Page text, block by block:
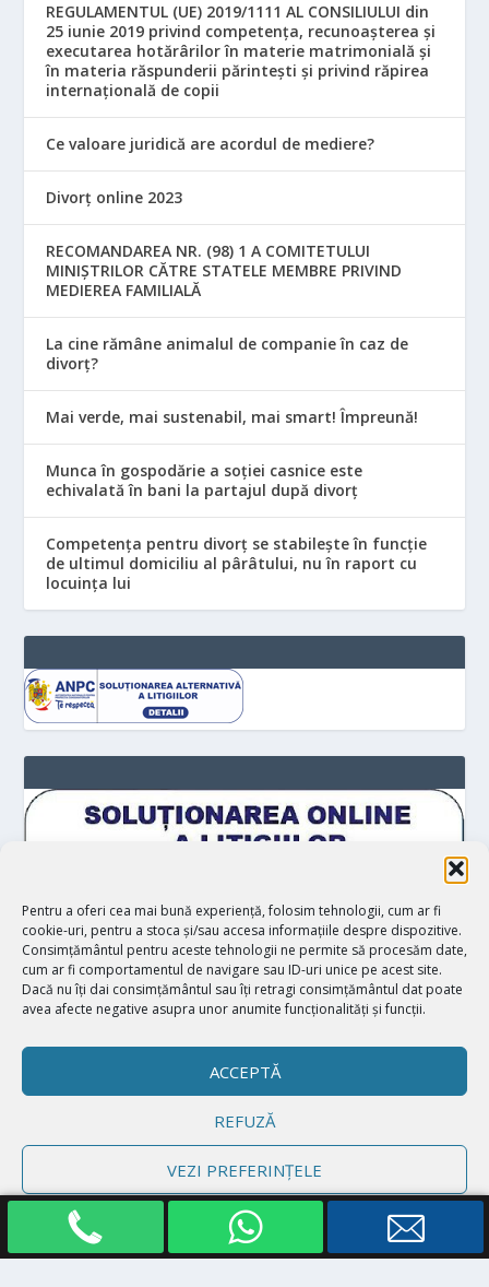
Pentru a oferi cea mai bună experiență, folosim tehnologii, cum ar fi
cookie-uri, pentru a stoca și/sau accesa informațiile despre dispozitive.
Consimțământul pentru aceste tehnologii ne permite să procesăm date,
cum ar fi comportamentul de navigare sau ID-uri unice pe acest site.
Dacă nu îți dai consimțământul sau îți retragi consimțământul dat poate
avea afecte negative asupra unor anumite funcționalități și funcții.
ACCEPTĂ
REFUZĂ
VEZI PREFERINȚELE
Politică cookie-uri Declarație de confidențialitate Impressum
REGULAMENTUL (UE) 2019/1111 AL CONSILIULUI din
25 iunie 2019 privind competența, recunoașterea și
executarea hotărârilor în materie matrimonială și
în materia răspunderii părintești și privind răpirea
internațională de copii
Ce valoare juridică are acordul de mediere?
Divorț online 2023
RECOMANDAREA NR. (98) 1 A COMITETULUI
MINIŞTRILOR CĂTRE STATELE MEMBRE PRIVIND
MEDIEREA FAMILIALĂ
La cine rămâne animalul de companie în caz de
divorț?
Mai verde, mai sustenabil, mai smart! Împreună!
Munca în gospodărie a soției casnice este
echivalată în bani la partajul după divorț
Competența pentru divorț se stabilește în funcție
de ultimul domiciliu al pârâtului, nu în raport cu
locuinţa lui
Proiectat deElegant Themes| Realizat deWordPress